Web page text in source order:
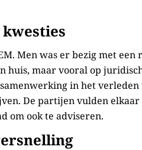
Men was er bezig met een
huis, maar vooral op
in het verleden
De partijen vulden elkaar
om ook te adviseren.